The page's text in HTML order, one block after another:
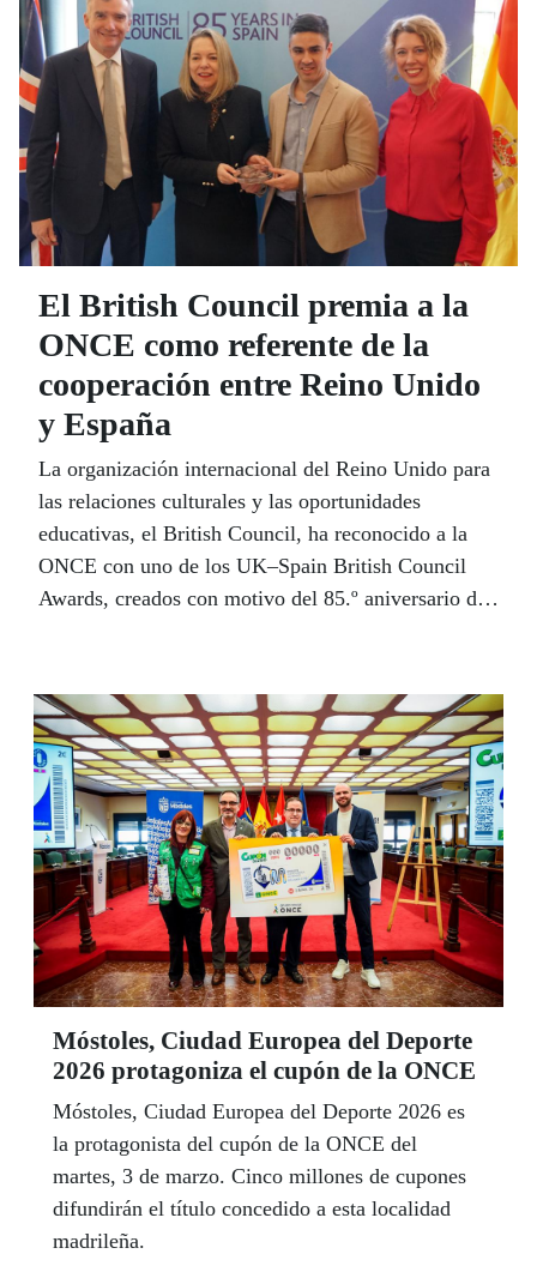
Fundación ONCE.
El British Council premia a la
ONCE como referente de la
cooperación entre Reino Unido
y España
La organización internacional del Reino Unido para
las relaciones culturales y las oportunidades
educativas, el British Council, ha reconocido a la
ONCE con uno de los UK–Spain British Council
Awards, creados con motivo del 85.º aniversario de
Móstoles, Ciudad Europea del Deporte
2026 protagoniza el cupón de la ONCE
Móstoles, Ciudad Europea del Deporte 2026 es
la protagonista del cupón de la ONCE del
martes, 3 de marzo. Cinco millones de cupones
difundirán el título concedido a esta localidad
madrileña.